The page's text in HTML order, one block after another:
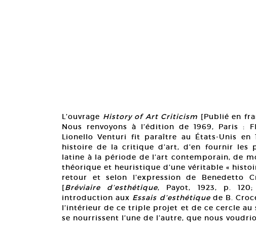
L’ouvrage History of Art Criticism [Publié en
Nous renvoyons à l’édition de 1969, Paris :
Lionello Venturi fit paraître au États-Unis
histoire de la critique d’art, d’en fournir les
latine à la période de l’art contemporain, de
théorique et heuristique d’une véritable «
retour et selon l’expression de Benedetto
[Bréviaire d’esthétique, Payot, 1923, p.
introduction aux Essais d’esthétiquede B.
l’intérieur de ce triple projet et de ce cercle
se nourrissent l’une de l’autre, que nous